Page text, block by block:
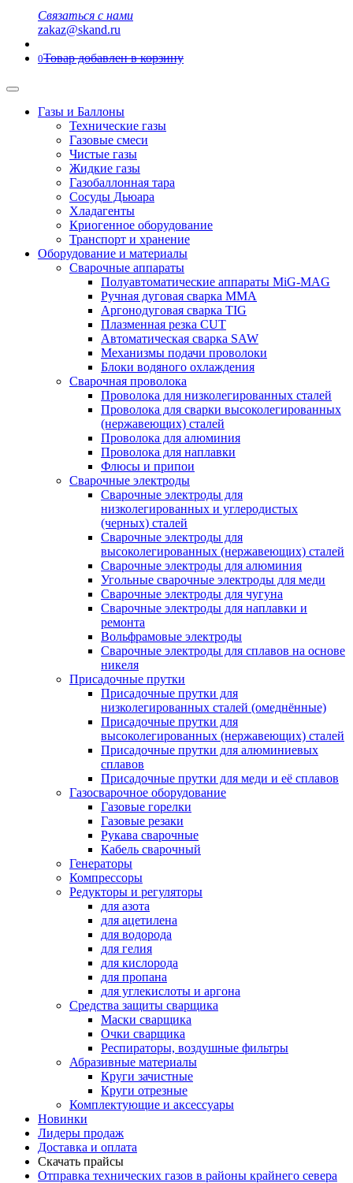
Связаться с нами
zakaz@skand.ru
0Товар добавлен в корзину
Газы и Баллоны
Технические газы
Газовые смеси
Чистые газы
Жидкие газы
Газобаллонная тара
Сосуды Дьюара
Хладагенты
Криогенное оборудование
Транспорт и хранение
Оборудование и материалы
Сварочные аппараты
Полуавтоматические аппараты MiG-MAG
Ручная дуговая сварка MMA
Аргонодуговая сварка TIG
Плазменная резка CUT
Автоматическая сварка SAW
Механизмы подачи проволоки
Блоки водяного охлаждения
Сварочная проволока
Проволока для низколегированных сталей
Проволока для сварки высоколегированных
(нержавеющих) сталей
Проволока для алюминия
Проволока для наплавки
Флюсы и припои
Сварочные электроды
Сварочные электроды для
низколегированных и углеродистых
(черных) сталей
Сварочные электроды для
высоколегированных (нержавеющих) сталей
Сварочные электроды для алюминия
Угольные сварочные электроды для меди
Сварочные электроды для чугуна
Сварочные электроды для наплавки и
ремонта
Вольфрамовые электроды
Сварочные электроды для сплавов на основе
никеля
Присадочные прутки
Присадочные прутки для
низколегированных сталей (омеднённые)
Присадочные прутки для
высоколегированных (нержавеющих) сталей
Присадочные прутки для алюминиевых
сплавов
Присадочные прутки для меди и её сплавов
Газосварочное оборудование
Газовые горелки
Газовые резаки
Рукава сварочные
Кабель сварочный
Генераторы
Компрессоры
Редукторы и регуляторы
для азота
для ацетилена
для водорода
для гелия
для кислорода
для пропана
для углекислоты и аргона
Средства защиты сварщика
Маски сварщика
Очки сварщика
Респираторы, воздушные фильтры
Абразивные материалы
Круги зачистные
Круги отрезные
Комплектующие и аксессуары
Новинки
Лидеры продаж
Доставка и оплата
Скачать прайсы
Отправка технических газов в районы крайнего севера